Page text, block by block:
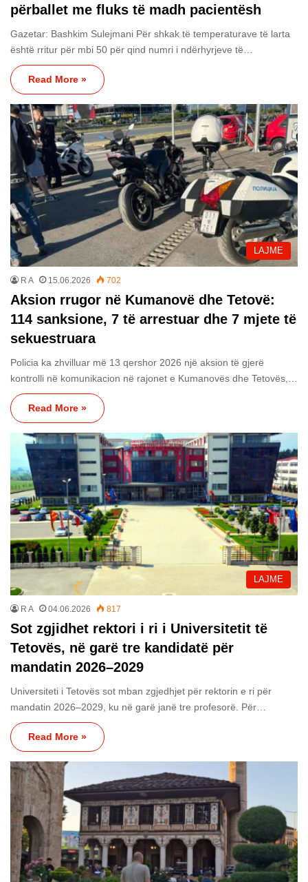
përballet me fluks të madh pacientësh
Gazetar: Bashkim Sulejmani Për shkak të temperaturave të larta
është rritur për mbi 50 për qind numri i ndërhyrjeve të…
Read More »
LAJME
R A 15.06.2026 702
Aksion rrugor në Kumanovë dhe Tetovë:
114 sanksione, 7 të arrestuar dhe 7 mjete të
sekuestruara
Policia ka zhvilluar më 13 qershor 2026 një aksion të gjerë
kontrolli në komunikacion në rajonet e Kumanovës dhe Tetovës,…
Read More »
LAJME
R A 04.06.2026 817
Sot zgjidhet rektori i ri i Universitetit të
Tetovës, në garë tre kandidatë për
mandatin 2026–2029
Universiteti i Tetovës sot mban zgjedhjet për rektorin e ri për
mandatin 2026–2029, ku në garë janë tre profesorë. Për…
Read More »